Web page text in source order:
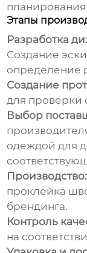
Этапы
Разработка
Создание
определение
Создание
для проверки
Выбор
одеждой для
Производство:
проклейка
брендинга.
Контроль
на